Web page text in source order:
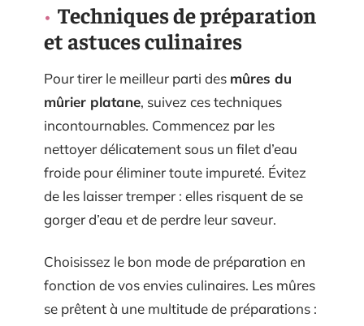
Techniques de préparation
et astuces culinaires
Pour tirer le meilleur parti des mûres du
mûrier platane, suivez ces techniques
incontournables. Commencez par les
nettoyer délicatement sous un filet d’eau
froide pour éliminer toute impureté. Évitez
de les laisser tremper : elles risquent de se
gorger d’eau et de perdre leur saveur.
Choisissez le bon mode de préparation en
fonction de vos envies culinaires. Les mûres
se prêtent à une multitude de préparations :